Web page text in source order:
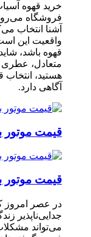
خرید قهوه
فروشگاه
آشنا انتخاب
واقعیت این
قهوه باشد،
متعادل، عطری
هستید،
آگاهی دارد.
قیمت
قیمت
در عصر امروز
جدایی‌ناپذیر
می‌تواند